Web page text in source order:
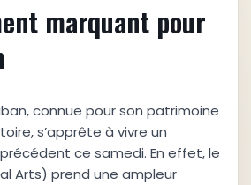
marquant pour
connue pour son patrimoine
s’apprête à vivre un
ce samedi. En effet, le
Arts) prend une ampleur